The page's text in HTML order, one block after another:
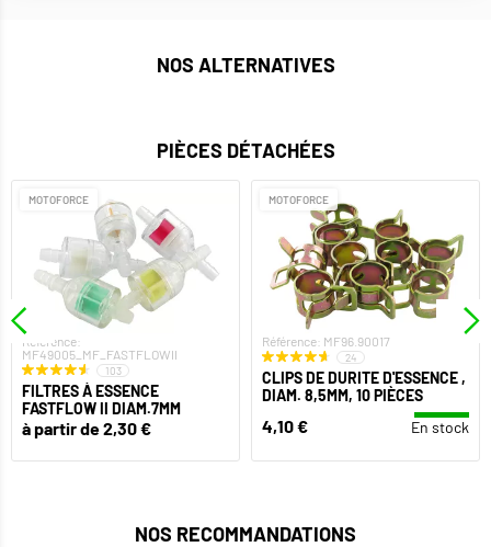
NOS ALTERNATIVES
PIÈCES DÉTACHÉES
MOTOFORCE
Référence:
MF49005_MF_FASTFLOWII
103
FILTRES À ESSENCE
FASTFLOW II DIAM.7MM
à partir de 2,30 €
MOTOFORCE
Référence: MF96.90017
24
CLIPS DE DURITE D'ESSENCE ,
DIAM. 8,5MM, 10 PIÈCES
4,10 € En stock
NOS RECOMMANDATIONS